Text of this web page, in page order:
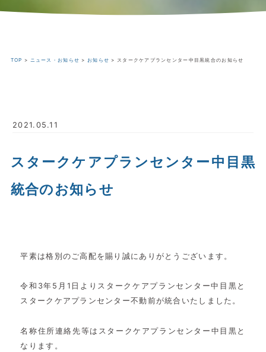
TOP > ニュース・お知らせ > お知らせ > スタークケアプランセンター中目黒統合のお知らせ
2021.05.11
スタークケアプランセンター中目黒
統合のお知らせ
平素は格別のご高配を賜り誠にありがとうございます。
令和3年5月1日よりスタークケアプランセンター中目黒と
スタークケアプランセンター不動前が統合いたしました。
名称住所連絡先等はスタークケアプランセンター中目黒と
なります。